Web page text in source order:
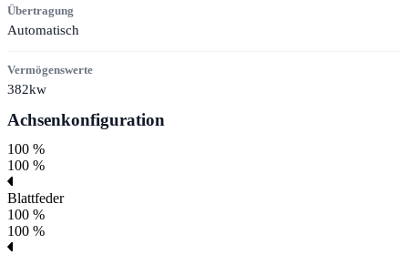
Übertragung
Automatisch
Vermögenswerte
382kw
Achsenkonfiguration
100 %
100 %
Blattfeder
100 %
100 %